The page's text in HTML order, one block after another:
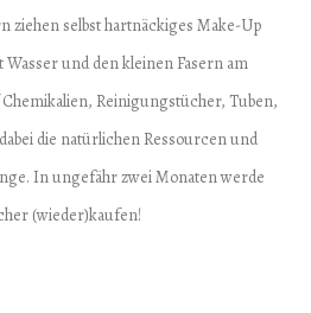
ziehen selbst hartnäckiges Make-Up
und den kleinen Fasern am
Reinigungstücher, Tuben,
die natürlichen Ressourcen und
In ungefähr zwei Monaten werde
(wieder)kaufen!